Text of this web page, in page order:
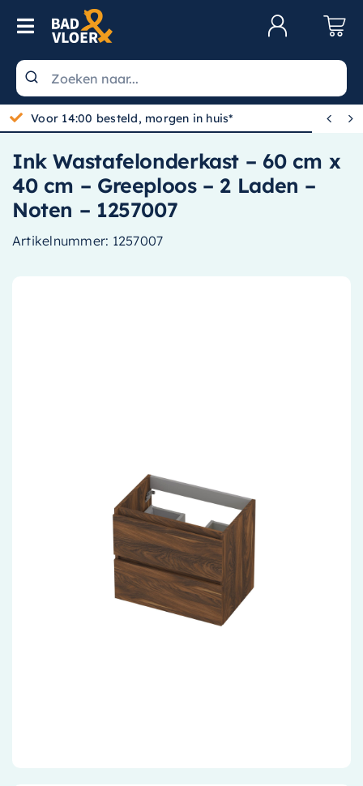
Skip to content
Toggle Navigation
Wastafels
Toiletten
Spiegels
Kranen
Douche
Voor 14:00 besteld, morgen in huis*  
Ink Wastafelonderkast – 60 cm x
40 cm – Greeploos – 2 Laden –
Noten – 1257007
Artikelnummer: 1257007